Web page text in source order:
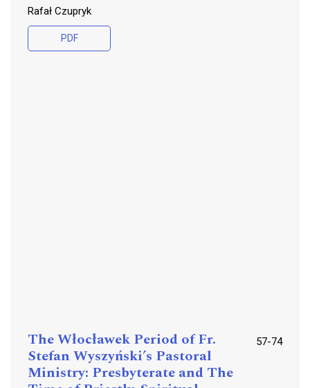
Rafał Czupryk
PDF
The Włocławek Period of Fr.
Stefan Wyszyński’s Pastoral
Ministry: Presbyterate and The
57-74